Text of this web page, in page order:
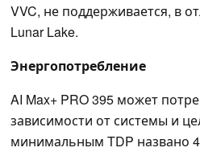
VVC, не поддерживается, в
Lunar Lake.
Энергопотребление
AI Max+ PRO 395 может
зависимости от системы и
минимальным TDP названо